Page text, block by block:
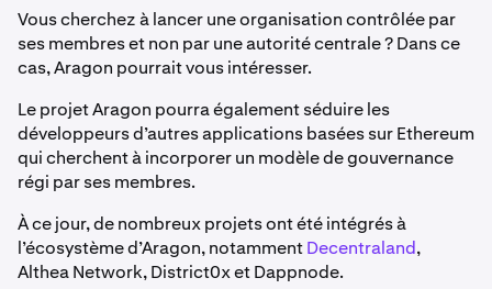
Vous cherchez à lancer une organisation contrôlée par
ses membres et non par une autorité centrale ? Dans ce
cas, Aragon pourrait vous intéresser.
Le projet Aragon pourra également séduire les
développeurs d’autres applications basées sur Ethereum
qui cherchent à incorporer un modèle de gouvernance
régi par ses membres.
À ce jour, de nombreux projets ont été intégrés à
l’écosystème d’Aragon, notammentDecentraland,
Althea Network, District0x et Dappnode.